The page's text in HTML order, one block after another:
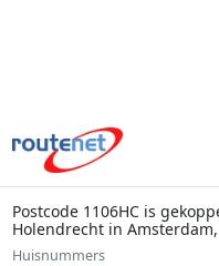
Postcode 1106HC is
Holendrecht in
Huisnummers